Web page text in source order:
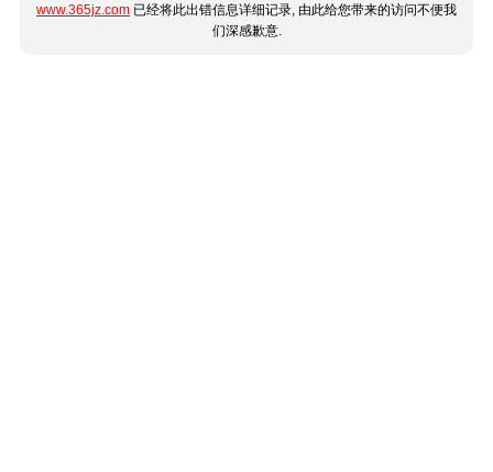
www.365jz.com 已经将此出错信息详细记录, 由此给您带来的访问不便我
们深感歉意.